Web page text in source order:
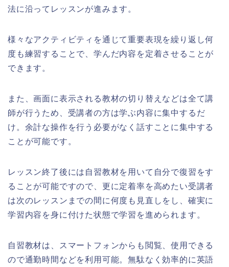
法に沿ってレッスンが進みます。
様々なアクティビティを通じて重要表現を繰り返し何
度も練習することで、学んだ内容を定着させることが
できます。
また、画面に表示される教材の切り替えなどは全て講
師が行うため、受講者の方は学ぶ内容に集中するだ
け。余計な操作を行う必要がなく話すことに集中する
ことが可能です。
レッスン終了後には自習教材を用いて自分で復習をす
ることが可能ですので、更に定着率を高めたい受講者
は次のレッスンまでの間に何度も見直しをし、確実に
学習内容を身に付けた状態で学習を進められます。
自習教材は、スマートフォンからも閲覧、使用できる
ので通勤時間などを利用可能。無駄なく効率的に英語